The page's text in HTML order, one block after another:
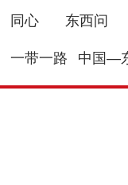
同心 东西问
一带一路 中国—